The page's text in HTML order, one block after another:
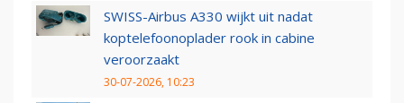
SWISS-Airbus A330 wijkt uit nadat
koptelefoonoplader rook in cabine
veroorzaakt
30-07-2026, 10:23